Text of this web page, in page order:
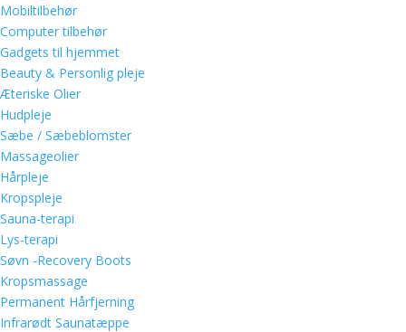
Mobiltilbehør
Computer tilbehør
Gadgets til hjemmet
Beauty & Personlig pleje
Æteriske Olier
Hudpleje
Sæbe / Sæbeblomster
Massageolier
Hårpleje
Kropspleje
Sauna-terapi
Lys-terapi
Søvn -Recovery Boots
Kropsmassage
Permanent Hårfjerning
Infrarødt Saunatæppe